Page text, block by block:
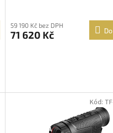
59 190 Kč bez DPH
71 620 Kč
DOPRAVA
ZDARMA
Kód: